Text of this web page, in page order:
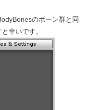
のボーン群と同
幸いです。